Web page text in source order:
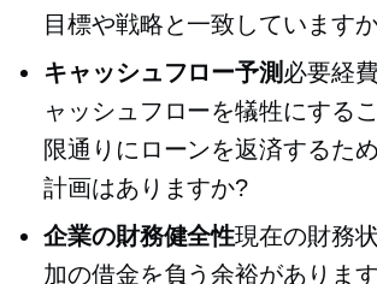
目標や戦略と一致しています
キャッシュフロー予測必要経
ャッシュフローを犠牲にする
限通りにローンを返済するた
計画はありますか?
企業の財務健全性現在の財務
加の借金を負う余裕がありま